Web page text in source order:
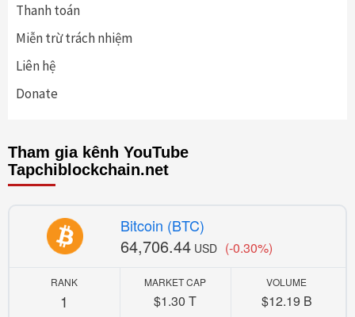
Thanh toán
Miễn trừ trách nhiệm
Liên hệ
Donate
Tham gia kênh YouTube
Tapchiblockchain.net
Bitcoin (BTC)
64,706.44 USD (-0.30%)
RANK
1
MARKET CAP
$1.30 T
VOLUME
$12.19 B